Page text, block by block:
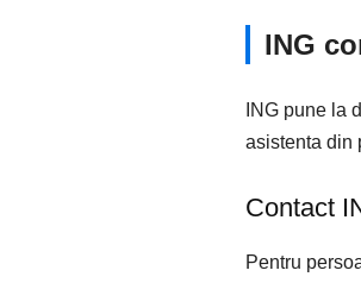
ING
ING pune la
asistenta din
Contact
Pentru